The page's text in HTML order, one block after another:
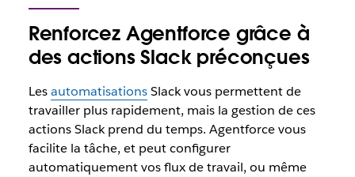
Renforcez Agentforce grâce à
des actions Slack préconçues
LesautomatisationsSlack vous permettent de
travailler plus rapidement, mais la gestion de ces
actions Slack prend du temps. Agentforce vous
facilite la tâche, et peut configurer
automatiquement vos flux de travail, ou même